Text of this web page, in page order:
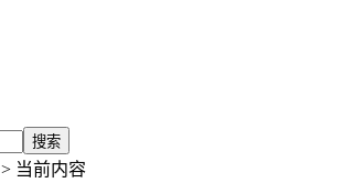
搜索
> 当前内容